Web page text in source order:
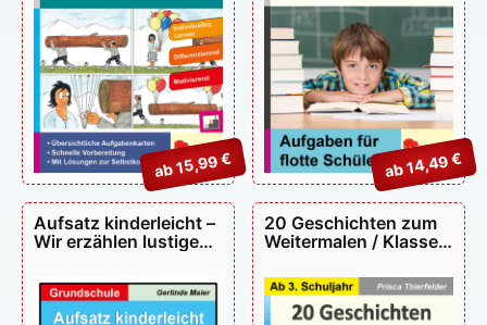
ab 15,99 € ab 14,49 €
Aufsatz kinderleicht –
Wir erzählen lustige
Bildern – P10636
20 Geschichten zum
Weitermalen / Klasse